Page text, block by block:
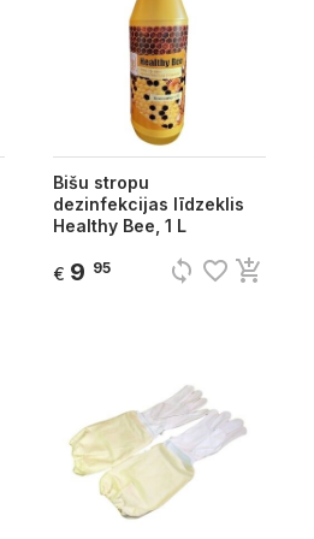
Bišu stropu
dezinfekcijas līdzeklis
Healthy Bee, 1 L
€ 9 95 sync favorite_border add_shopping_cart